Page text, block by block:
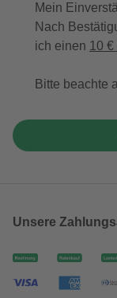
Mein
Nach
ich einen 10
Bitte beachte
Unsere